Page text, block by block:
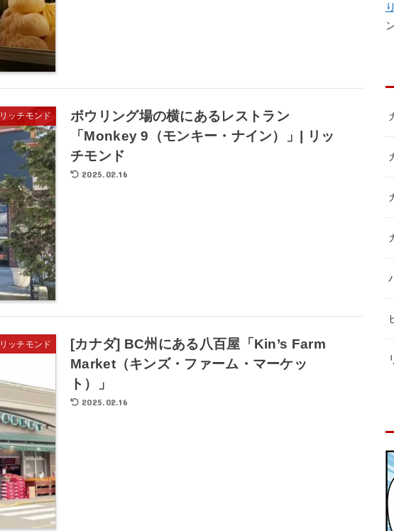
リッチモンド
ボウリング場の横にあるレストラン
「Monkey 9（モンキー・ナイン）」| リッ
チモンド
2025.02.16
リッチモンド
[カナダ] BC州にある八百屋「Kin’s Farm
Market（キンズ・ファーム・マーケッ
ト）」
2025.02.16